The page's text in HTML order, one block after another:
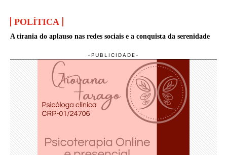
POLÍTICA
A tirania do aplauso nas redes sociais e a conquista da serenidade